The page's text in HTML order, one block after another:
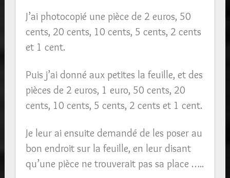
J’ai photocopié une pièce de 2 euros, 50
cents, 20 cents, 10 cents, 5 cents, 2 cents
et 1 cent.
Puis j’ai donné aux petites la feuille, et des
pièces de 2 euros, 1 euro, 50 cents, 20
cents, 10 cents, 5 cents, 2 cents et 1 cent.
Je leur ai ensuite demandé de les poser au
bon endroit sur la feuille, en leur disant
qu’une pièce ne trouverait pas sa place …..